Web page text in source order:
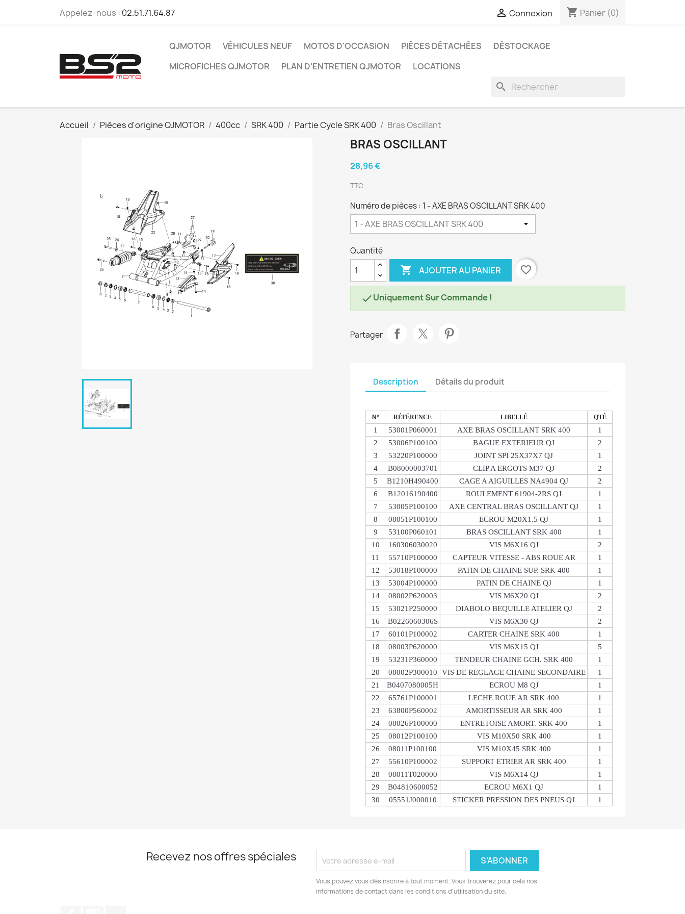
Appelez-nous : 02.51.71.64.87  Connexion shopping_cart Panier (0)
QJMOTOR VÉHICULES NEUF MOTOS D'OCCASION PIÈCES DÉTACHÉES
DÉSTOCKAGE
MICROFICHES QJMOTOR
PLAN D'ENTRETIEN QJMOTOR LOCATIONS
search
Accueil Pièces d'origine QJMOTOR 400cc SRK 400 Partie Cycle SRK 400 Bras Oscillant
BRAS OSCILLANT
28,96 €
TTC
Numéro de pièces : 1 - AXE BRAS OSCILLANT SRK 400
Quantité
 AJOUTER AU PANIER favorite_border
Uniquement Sur Commande !
Partager
Description Détails du produit
N° RÉFÉRENCE LIBELLÉ QTÉ
1 53001P060001 AXE BRAS OSCILLANT SRK 400
1
2
53006P100100 BAGUE EXTERIEUR QJ
2
3
53220P100000 JOINT SPI 25X37X7 QJ
1
4
B08000003701 CLIP A ERGOTS M37 QJ
2
5
B1210H490400 CAGE A AIGUILLES NA4904 QJ
2
6
B12016190400 ROULEMENT 61904-2RS QJ
1
7
53005P100100 AXE CENTRAL BRAS OSCILLANT QJ
1
8
08051P100100 ECROU M20X1.5 QJ
1
9
53100P060101 BRAS OSCILLANT SRK 400
1
10
160306030020 VIS M6X16 QJ
2
11
55710P100000 CAPTEUR VITESSE - ABS ROUE AR
1
12
53018P100000 PATIN DE CHAINE SUP. SRK 400
1
13
53004P100000 PATIN DE CHAINE QJ
1
14
08002P620003 VIS M6X20 QJ
2
15
53021P250000 DIABOLO BEQUILLE ATELIER QJ
2
16
B0226060306S VIS M6X30 QJ
2
17
60101P100002 CARTER CHAINE SRK 400
1
18
08003P620000 VIS M6X15 QJ
5
19
53231P360000 TENDEUR CHAINE GCH. SRK 400
1
20
08002P300010 VIS DE REGLAGE CHAINE SECONDAIRE
1
21
B0407080005H ECROU M8 QJ
1
22
65761P100001 LECHE ROUE AR SRK 400
1
23
63800P560002 AMORTISSEUR AR SRK 400
1
24
08026P100000 ENTRETOISE AMORT. SRK 400
1
25
08012P100100 VIS M10X50 SRK 400
1
26
08011P100100 VIS M10X45 SRK 400
1
27
55610P100002 SUPPORT ETRIER AR SRK 400
1
28
08011T020000 VIS M6X14 QJ
1
29
B04810600052 ECROU M6X1 QJ
1
30
05551J000010 STICKER PRESSION DES PNEUS QJ 1
Recevez nos offres spéciales
Vous pouvez vous désinscrire à tout moment. Vous trouverez pour cela nos
informations de contact dans les conditions d'utilisation du site.